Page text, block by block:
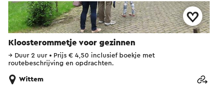
Kloosterommetje voor gezinnen
→ Duur 2 uur • Prijs € 4,50 inclusief boekje met
routebeschrijving en opdrachten.
Wittem